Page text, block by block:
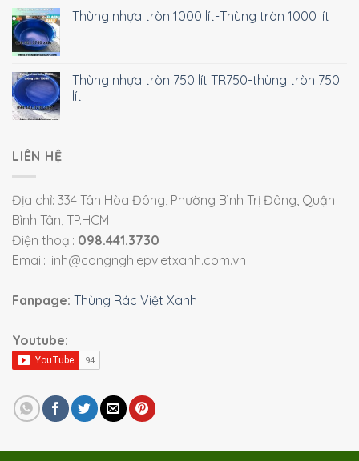
Thùng nhựa tròn 1000 lít-Thùng tròn 1000 lít
Thùng nhựa tròn 750 lít TR750-thùng tròn 750
lít
LIÊN HỆ
Địa chỉ: 334 Tân Hòa Đông, Phường Bình Trị Đông, Quận
Bình Tân, TP.HCM
Điện thoại: 098.441.3730
Email: linh@congnghiepvietxanh.com.vn
Fanpage: Thùng Rác Việt Xanh
Youtube: